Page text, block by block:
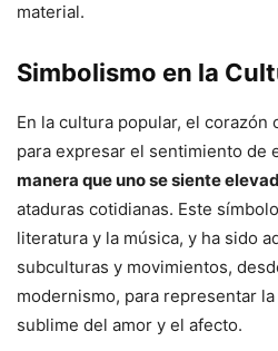
material.
Simbolismo en la
En la cultura popular, el corazón
para expresar el sentimiento de
manera que uno se siente
ataduras cotidianas. Este
literatura y la música, y ha sido
subculturas y movimientos,
modernismo, para representar
sublime del amor y el afecto.